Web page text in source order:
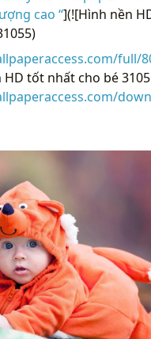
cao “](![Hình nền
full/
tốt nhất cho bé